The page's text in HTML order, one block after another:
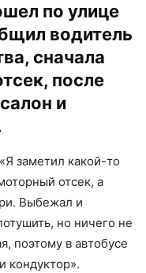
по улице
водитель
сначала
после
и
заметил какой-то
отсек, а
Выбежал и
но ничего не
поэтому в автобусе
кондуктор».